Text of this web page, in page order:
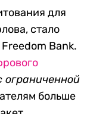
для
стало
Bank.
ограниченной
больше